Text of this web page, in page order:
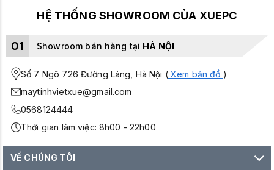
HỆ THỐNG SHOWROOM CỦA XUEPC
01 Showroom bán hàng tại HÀ NỘI
Số 7 Ngõ 726 Đường Láng, Hà Nội (Xem bản đồ )
maytinhvietxue@gmail.com
0568124444
Thời gian làm việc: 8h00 - 22h00
VỀ CHÚNG TÔI